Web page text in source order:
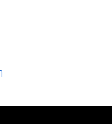
ממשיכים במהפכת